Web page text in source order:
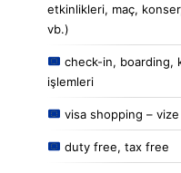
etkinlikleri, maç,
vb.)
check-in, boarding,
işlemleri
visa shopping –
duty free, tax free